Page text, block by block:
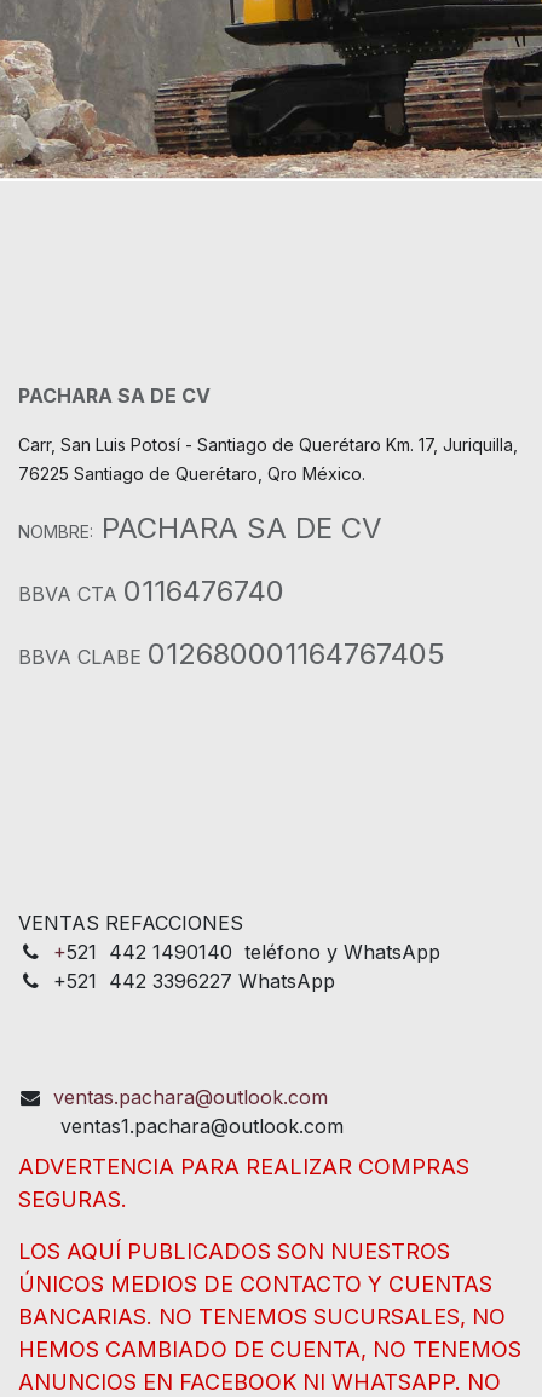
PACHARA SA DE CV
Carr, San Luis Potosí - Santiago de Querétaro Km. 17, Juriquilla,
76225 Santiago de Querétaro, Qro México.
NOMBRE: PACHARA SA DE CV
BBVA CTA 0116476740
BBVA CLABE 012680001164767405
VENTAS REFACCIONES
+521 442 1490140 teléfono y WhatsApp
+521 442 3396227 WhatsApp
ventas.pachara@outlook.com
ventas1.pachara@outlook.com
ADVERTENCIA PARA REALIZAR COMPRAS
SEGURAS.
LOS AQUÍ PUBLICADOS SON NUESTROS
ÚNICOS MEDIOS DE CONTACTO Y CUENTAS
BANCARIAS. NO TENEMOS SUCURSALES, NO
HEMOS CAMBIADO DE CUENTA, NO TENEMOS
ANUNCIOS EN FACEBOOK NI WHATSAPP. NO